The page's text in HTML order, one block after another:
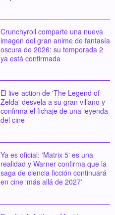
Crunchyroll comparte una nueva
imagen del gran anime de fantasía
oscura de 2026: su temporada 2
ya está confirmada
El live-action de 'The Legend of
Zelda' desvela a su gran villano y
confirma el fichaje de una leyenda
del cine
Ya es oficial: 'Matrix 5' es una
realidad y Warner confirma que la
saga de ciencia ficción continuará
en cine 'más allá de 2027'